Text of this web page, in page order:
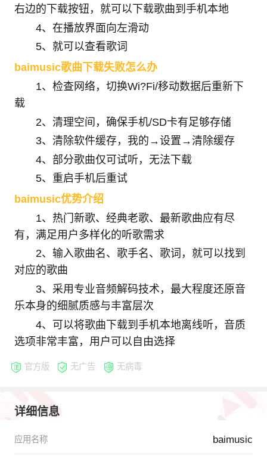
右边的下载按钮，就可以下载歌曲到手机本地
4、在播放界面向左滑动
5、就可以查看歌词
baimusic歌曲下载失败怎么办
1、检查网络，切换Wi?Fi/移动数据后重新下
载
2、清理空间，确保手机/SD卡有足够存储
3、清除软件缓存，我的→设置→清除缓存
4、部分歌曲仅可试听，无法下载
5、重启手机后重试
baimusic优势介绍
1、热门新歌、经典老歌、最新歌曲应有尽
有，满足用户多样化的听歌需求
2、输入歌曲名、歌手名、歌词，就可以找到
对应的歌曲
3、采用专业音频解码技术，最大程度还原音
乐本身的细腻质感与丰富层次
4、可以将歌曲下载到手机本地离线听，音质
选项非常丰富，用户可以自由选择
官方版 无广告 无病毒
详细信息
应用名称 baimusic